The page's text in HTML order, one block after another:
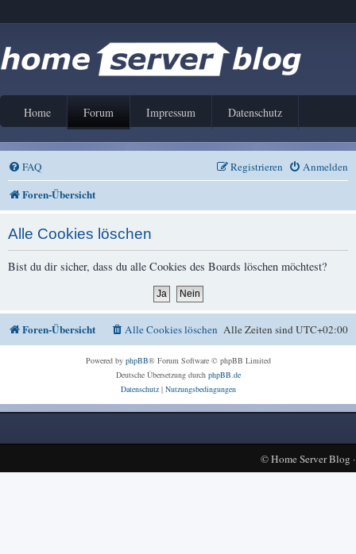
Home Forum Impressum Datenschutz
FAQ Anmelden
Registrieren
Foren-Übersicht
Alle Cookies löschen
Bist du dir sicher, dass du alle Cookies des Boards löschen möchtest?
Foren-Übersicht Alle Zeiten sindUTC+02:00
Alle Cookies löschen
Powered by phpBB® Forum Software © phpBB Limited
Deutsche Übersetzung durch phpBB.de
Datenschutz| Nutzungsbedingungen
©Home Server Blog